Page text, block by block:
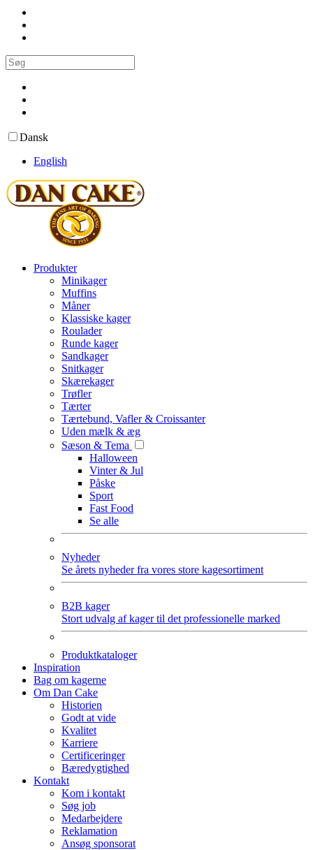
Dansk
English
Produkter
Minikager
Muffins
Måner
Klassiske kager
Roulader
Runde kager
Sandkager
Snitkager
Skærekager
Trøfler
Tærter
Tærtebund, Vafler & Croissanter
Uden mælk & æg
Sæson & Tema
Halloween
Vinter & Jul
Påske
Sport
Fast Food
Se alle
Nyheder
Se årets nyheder fra vores store kagesortiment
B2B kager
Stort udvalg af kager til det professionelle marked
Produktkataloger
Inspiration
Bag om kagerne
Om Dan Cake
Historien
Godt at vide
Kvalitet
Karriere
Certificeringer
Bæredygtighed
Kontakt
Kom i kontakt
Søg job
Medarbejdere
Reklamation
Ansøg sponsorat